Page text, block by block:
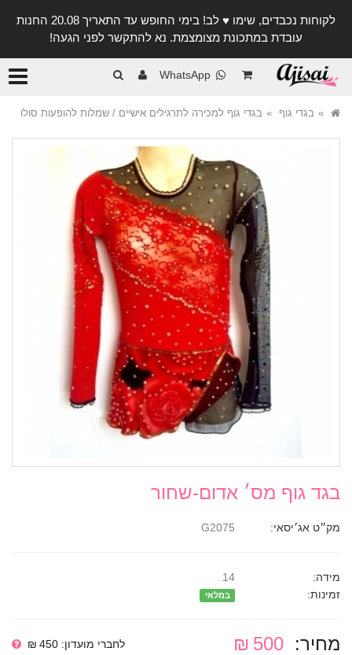
לקוחות נכבדים, שימו ♥️ לב! בימי החופש עד התאריך 20.08 החנות
עובדת במתכונת מצומצמת. נא להתקשר לפני הגעה!
WhatsApp
בגדי גוף בגדי גוף למכירה לתרגילים אישיים / שמלות להופעות סולו
בגד גוף מס׳ אדום-שחור
מק״ט אג׳יסאי:
מידה:
זמינות:
במלאי
מחיר: 500 ₪ לחברי מועדון: 450 ₪